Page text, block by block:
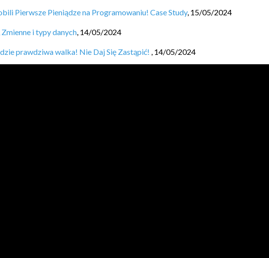
Pierwsze Pieniądze na Programowaniu! Case Study, 15/05/2024
Zmienne i typy danych, 14/05/2024
prawdziwa walka! Nie Daj Się Zastąpić! , 14/05/2024